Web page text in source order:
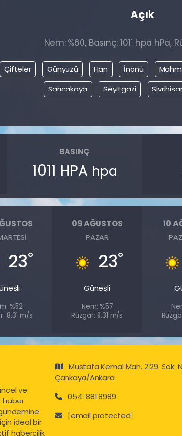
Açık
Nem: %60, Basınç: 1011 hpa hPa,
Çifteler Günyüzü Han İnönü
Sarıcakaya
Seyitgazi Sivrihisar
BASINÇ
1011 HPA hpa
23°
%52
8.31 m/s
09 AĞUSTOS
PAZAR
23°
Güneşli
Nem: %57
Rüzgar: 9.31 m/s
10
ve
haber
ideal bir
habercilik
Mustafa Kemal Mah. 2129. Sok.
Çankaya/Ankara
0541 881 8989
[email protected]